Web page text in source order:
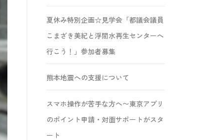
夏休み特別企画☆見学会「都議会議員
こまざき美紀と浮間水再生センターへ
行こう！」参加者募集
熊本地震への支援について
スマホ操作が苦手な方へ〜東京アプリ
のポイント申請・対面サポートがスタ
ート